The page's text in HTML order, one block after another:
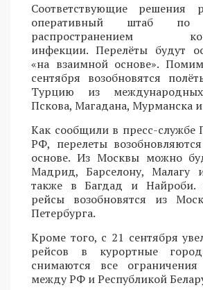
Соответствующие решения
оперативный штаб
распространением
инфекции. Перелёты будут
«на взаимной основе».
сентября возобновятся
Турцию из
Пскова, Магадана, Мурманска
Как сообщили в пресс-службе
РФ, перелеты
основе. Из Москвы можно
Мадрид, Барселону, Малагу
также в Багдад и Найроби.
рейсы возобновятся из
Петербурга.
Кроме того, с 21 сентября
рейсов в курортные
снимаются все
между РФ и Республикой